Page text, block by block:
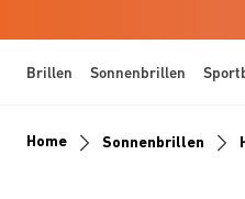
Brillen Sonnenbrillen
Home Sonnenbrillen